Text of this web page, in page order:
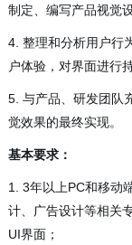
制定、编写产品视觉
4. 整理和分析用户行
户体验，对界面进行
5. 与产品、研发团队
觉效果的最终实现。
基本要求：
1. 3年以上PC和移动
计、广告设计等相关
UI界面；